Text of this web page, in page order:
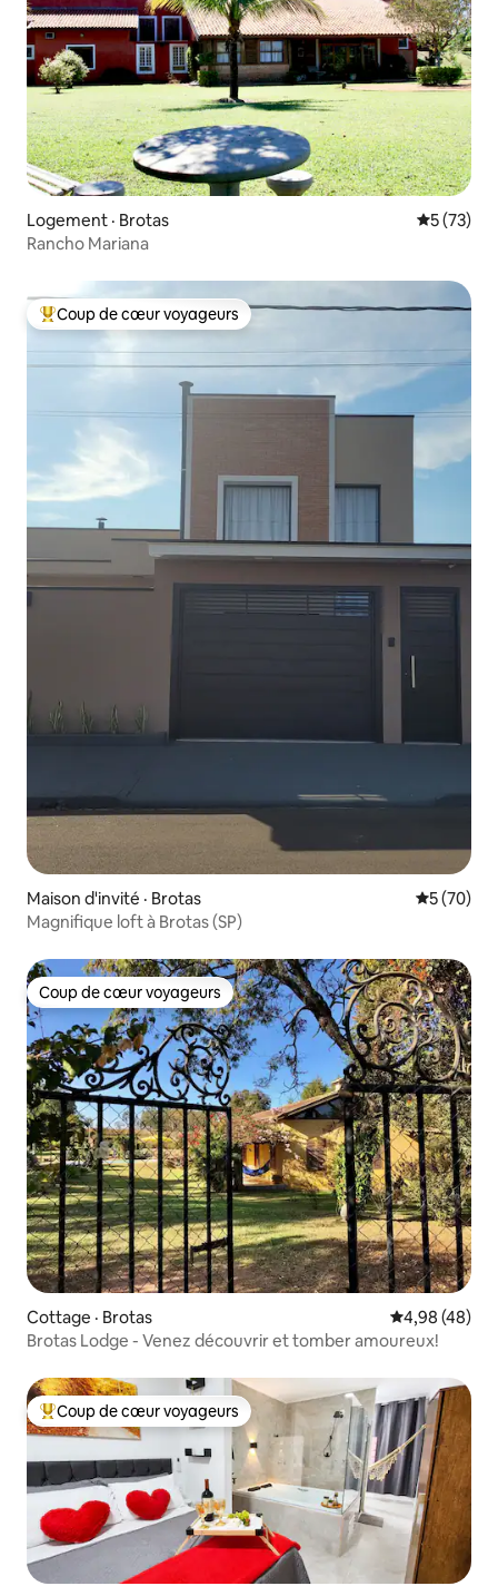
Logement · Brotas Note
5 (73)
Rancho Mariana
Coup de cœur voyageurs parmi les plus aimés
Coup de cœur voyageurs
Maison d'invité · Brotas Note
5 (70)
Magnifique loft à Brotas (SP)
Coup de cœur voyageurs
Coup de cœur voyageurs
Cottage · Brotas Note
4,98 (48)
Brotas Lodge - Venez découvrir et tomber amoureux!
Coup de cœur voyageurs parmi les plus aimés
Coup de cœur voyageurs